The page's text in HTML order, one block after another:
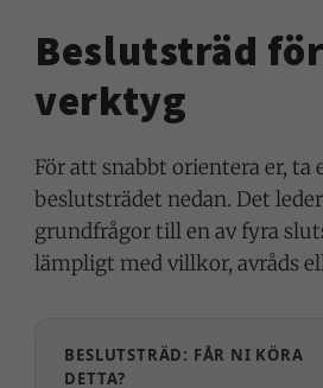
Beslutsträd
verktyg
För att snabbt orientera er, ta
beslutsträdet nedan. Det
grundfrågor till en av fyra
lämpligt med villkor, avråds
BESLUTSTRÄD: FÅR NI KÖRA
DETTA?